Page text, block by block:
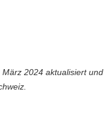
2024 aktualisiert